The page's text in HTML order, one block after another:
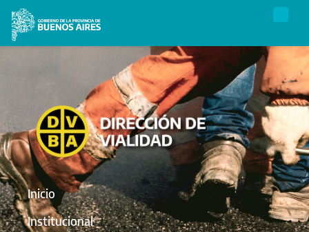
Inicio
Institucional